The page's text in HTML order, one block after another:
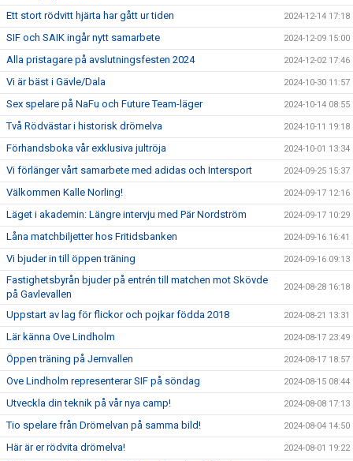
Ett stort rödvitt hjärta har gått ur tiden 2024-12-14 17:18
SIF och SAIK ingår nytt samarbete 2024-12-09 15:00
Alla pristagare på avslutningsfesten 2024 2024-12-02 17:46
Vi är bäst i Gävle/Dala 2024-10-30 11:57
Sex spelare på NaFu och Future Team-läger 2024-10-14 08:55
Två Rödvästar i historisk drömelva 2024-10-11 19:18
Förhandsboka vår exklusiva jultröja 2024-10-01 13:34
Vi förlänger vårt samarbete med adidas och Intersport 2024-09-25 15:37
Välkommen Kalle Norling! 2024-09-17 12:16
Läget i akademin: Längre intervju med Pär Nordström 2024-09-17 10:29
Låna matchbiljetter hos Fritidsbanken 2024-09-16 16:41
Vi bjuder in till öppen träning 2024-09-16 09:13
Fastighetsbyrån bjuder på entrén till matchen mot Skövde
på Gavlevallen
2024-08-28 16:18
Uppstart av lag för flickor och pojkar födda 2018 2024-08-21 13:31
Lär känna Ove Lindholm 2024-08-17 23:49
Öppen träning på Jernvallen 2024-08-17 18:57
Ove Lindholm representerar SIF på söndag 2024-08-15 08:44
Utveckla din teknik på vår nya camp! 2024-08-08 17:13
Tio spelare från Drömelvan på samma bild! 2024-08-04 14:50
Här är er rödvita drömelva! 2024-08-01 19:22